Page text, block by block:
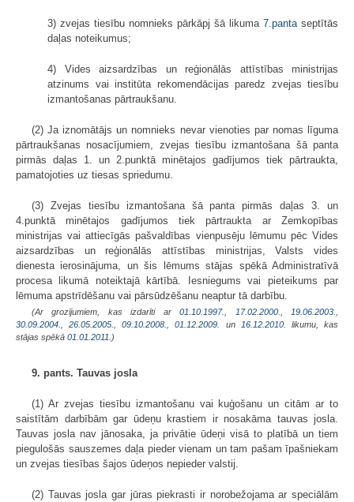
3) zvejas tiesību nomnieks pārkāpj šā likuma 7.pantaseptītās
daļas noteikumus;
4) Vides aizsardzības un reģionālās attīstības ministrijas
atzinums vai institūta rekomendācijas paredz zvejas tiesību
izmantošanas pārtraukšanu.
(2) Ja iznomātājs un nomnieks nevar vienoties par nomas līguma
pārtraukšanas nosacījumiem, zvejas tiesību izmantošana šā panta
pirmās daļas 1. un 2.punktā minētajos gadījumos tiek pārtraukta,
pamatojoties uz tiesas spriedumu.
(3) Zvejas tiesību izmantošana šā panta pirmās daļas 3. un
4.punktā minētajos gadījumos tiek pārtraukta ar Zemkopības
ministrijas vai attiecīgās pašvaldības vienpusēju lēmumu pēc Vides
aizsardzības un reģionālās attīstības ministrijas, Valsts vides
dienesta ierosinājuma, un šis lēmums stājas spēkā Administratīvā
procesa likumā noteiktajā kārtībā. Iesniegums vai pieteikums par
lēmuma apstrīdēšanu vai pārsūdzēšanu neaptur tā darbību.
(Ar grozījumiem, kas izdarīti ar01.10.1997., 17.02.2000.,19.06.2003.,
30.09.2004.,26.05.2005.,09.10.2008.,01.12.2009. un 16.12.2010. likumu, kas
stājas spēkā 01.01.2011.)
9. pants. Tauvas josla
(1) Ar zvejas tiesību izmantošanu vai kuģošanu un citām ar to
saistītām darbībām gar ūdeņu krastiem ir nosakāma tauvas josla.
Tauvas josla nav jānosaka, ja privātie ūdeņi visā to platībā un tiem
piegulošās sauszemes daļa pieder vienam un tam pašam īpašniekam
un zvejas tiesības šajos ūdeņos nepieder valstij.
(2) Tauvas josla gar jūras piekrasti ir norobežojama ar speciālām